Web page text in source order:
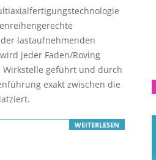
lastaufnehmenden
jeder Faden/Roving
Wirkstelle geführt und durch
exakt zwischen die
WEITERLESEN